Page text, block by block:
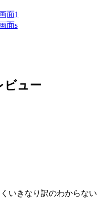
ビュー
いきなり訳のわからない